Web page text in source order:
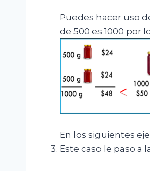
Puedes hacer uso
de 500 es 1000 por
En los siguientes
Este caso le paso a